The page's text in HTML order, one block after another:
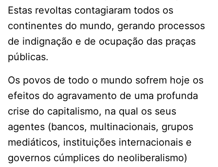
Estas revoltas contagiaram todos os
continentes do mundo, gerando processos
de indignação e de ocupação das praças
públicas.
Os povos de todo o mundo sofrem hoje os
efeitos do agravamento de uma profunda
crise do capitalismo, na qual os seus
agentes (bancos, multinacionais, grupos
mediáticos, instituições internacionais e
governos cúmplices do neoliberalismo)